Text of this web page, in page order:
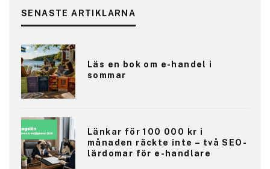
SENASTE ARTIKLARNA
Läs en bok om e-handel i
sommar
Länkar för 100 000 kr i
månaden räckte inte – två SEO-
lärdomar för e-handlare